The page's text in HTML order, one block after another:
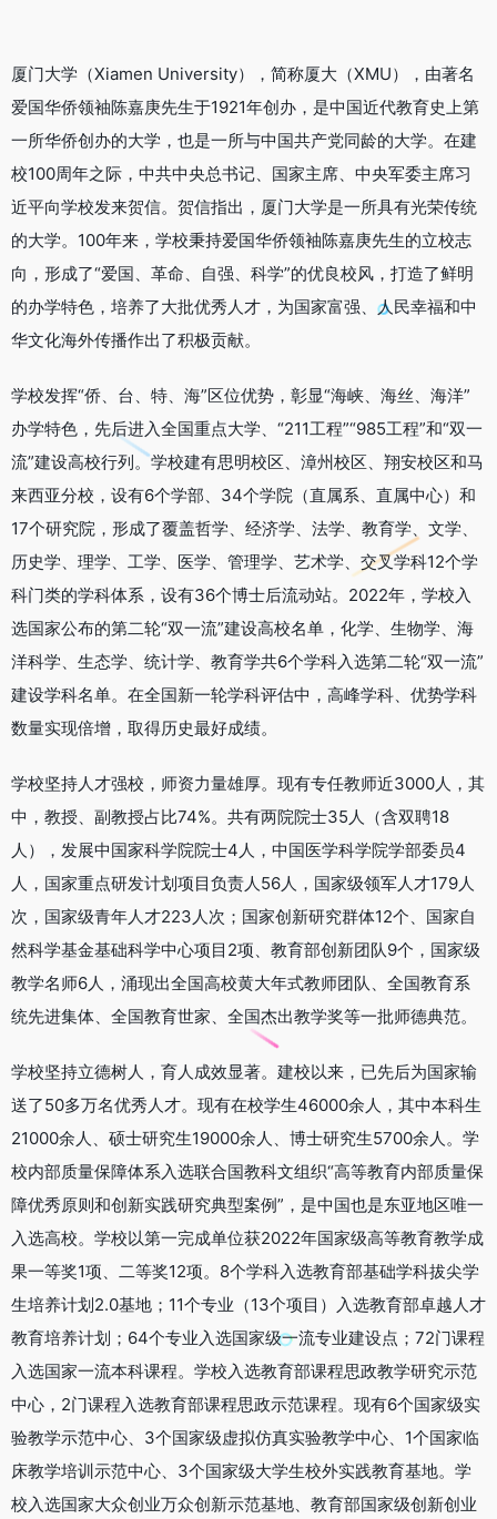
厦门大学（Xiamen University），简称厦大（XMU），由著名
爱国华侨领袖陈嘉庚先生于1921年创办，是中国近代教育史上第
一所华侨创办的大学，也是一所与中国共产党同龄的大学。在建
校100周年之际，中共中央总书记、国家主席、中央军委主席习
近平向学校发来贺信。贺信指出，厦门大学是一所具有光荣传统
的大学。100年来，学校秉持爱国华侨领袖陈嘉庚先生的立校志
向，形成了“爱国、革命、自强、科学”的优良校风，打造了鲜明
的办学特色，培养了大批优秀人才，为国家富强、人民幸福和中
华文化海外传播作出了积极贡献。
学校发挥“侨、台、特、海”区位优势，彰显“海峡、海丝、海洋”
办学特色，先后进入全国重点大学、“211工程”“985工程”和“双一
流”建设高校行列。学校建有思明校区、漳州校区、翔安校区和马
来西亚分校，设有6个学部、34个学院（直属系、直属中心）和
17个研究院，形成了覆盖哲学、经济学、法学、教育学、文学、
历史学、理学、工学、医学、管理学、艺术学、交叉学科12个学
科门类的学科体系，设有36个博士后流动站。2022年，学校入
选国家公布的第二轮“双一流”建设高校名单，化学、生物学、海
洋科学、生态学、统计学、教育学共6个学科入选第二轮“双一流”
建设学科名单。在全国新一轮学科评估中，高峰学科、优势学科
数量实现倍增，取得历史最好成绩。
学校坚持人才强校，师资力量雄厚。现有专任教师近3000人，其
中，教授、副教授占比74%。共有两院院士35人（含双聘18
人），发展中国家科学院院士4人，中国医学科学院学部委员4
人，国家重点研发计划项目负责人56人，国家级领军人才179人
次，国家级青年人才223人次；国家创新研究群体12个、国家自
然科学基金基础科学中心项目2项、教育部创新团队9个，国家级
教学名师6人，涌现出全国高校黄大年式教师团队、全国教育系
统先进集体、全国教育世家、全国杰出教学奖等一批师德典范。
学校坚持立德树人，育人成效显著。建校以来，已先后为国家输
送了50多万名优秀人才。现有在校学生46000余人，其中本科生
21000余人、硕士研究生19000余人、博士研究生5700余人。学
校内部质量保障体系入选联合国教科文组织“高等教育内部质量保
障优秀原则和创新实践研究典型案例”，是中国也是东亚地区唯一
入选高校。学校以第一完成单位获2022年国家级高等教育教学成
果一等奖1项、二等奖12项。8个学科入选教育部基础学科拔尖学
生培养计划2.0基地；11个专业（13个项目）入选教育部卓越人才
教育培养计划；64个专业入选国家级一流专业建设点；72门课程
入选国家一流本科课程。学校入选教育部课程思政教学研究示范
中心，2门课程入选教育部课程思政示范课程。现有6个国家级实
验教学示范中心、3个国家级虚拟仿真实验教学中心、1个国家临
床教学培训示范中心、3个国家级大学生校外实践教育基地。学
校入选国家大众创业万众创新示范基地、教育部国家级创新创业